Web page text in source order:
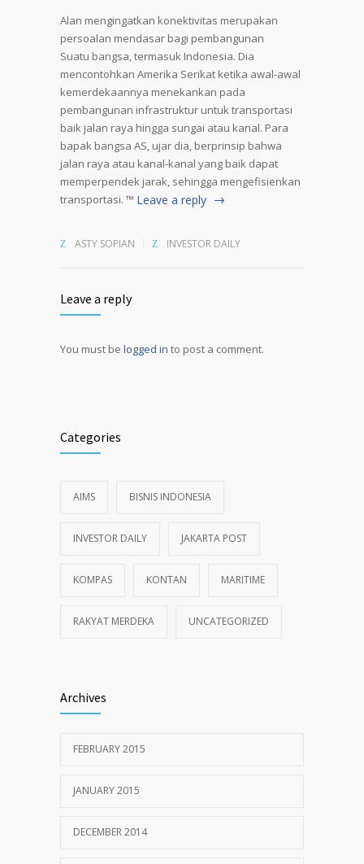
Alan mengingatkan konektivitas merupakan
persoalan mendasar bagi pembangunan
Suatu bangsa, termasuk Indonesia. Dia
mencontohkan Amerika Serikat ketika awal-awal
kemerdekaannya menekankan pada
pembangunan infrastruktur untuk transportasi
baik jalan raya hingga sungai atau kanal. Para
bapak bangsa AS, ujar dia, berprinsip bahwa
jalan raya atau kanal-kanal yang baik dapat
memperpendek jarak, sehingga mengefisienkan
transportasi. ™ Leave a reply
ASTY SOPIAN INVESTOR DAILY
Leave a reply
You must be logged in to post a comment.
Categories
AIMS BISNIS INDONESIA
INVESTOR DAILY JAKARTA POST
KOMPAS KONTAN MARITIME
RAKYAT MERDEKA UNCATEGORIZED
Archives
FEBRUARY 2015
JANUARY 2015
DECEMBER 2014